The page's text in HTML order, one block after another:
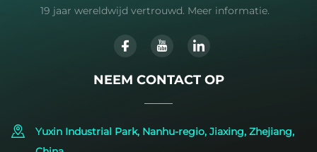
19 jaar wereldwijd vertrouwd. Meer informatie.
NEEM CONTACT OP
Yuxin Industrial Park, Nanhu-regio, Jiaxing, Zhejiang,